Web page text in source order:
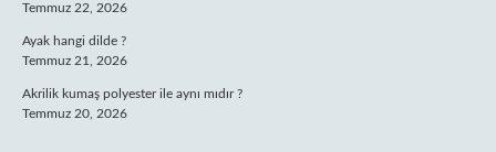
Temmuz 22, 2026
Ayak hangi dilde ?
Temmuz 21, 2026
Akrilik kumaş polyester ile aynı mıdır ?
Temmuz 20, 2026